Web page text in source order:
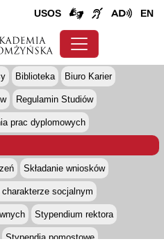
USOS EN
Biblioteka Biuro Karier
Regulamin Studiów
prac dyplomowych
Składanie wniosków
charakterze socjalnym
Stypendium rektora
Stypendia pomostowe